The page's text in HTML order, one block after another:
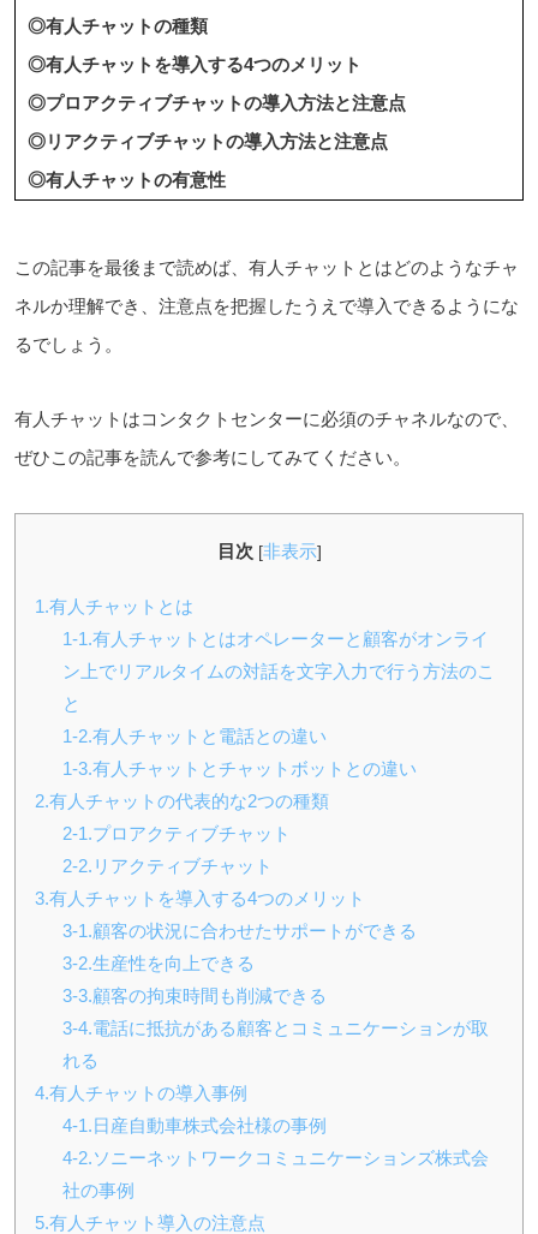
◎有人チャットの種類
◎有人チャットを導入する4つのメリット
◎プロアクティブチャットの導入方法と注意点
◎リアクティブチャットの導入方法と注意点
◎有人チャットの有意性
この記事を最後まで読めば、有人チャットとはどのようなチャ
ネルか理解でき、注意点を把握したうえで導入できるようにな
るでしょう。
有人チャットはコンタクトセンターに必須のチャネルなので、
ぜひこの記事を読んで参考にしてみてください。
目次 [非表示]
1.有人チャットとは
1-1.有人チャットとはオペレーターと顧客がオンライ
ン 上でリアルタイムの対話を文字入力で行う 方法のこ
と
1-2.有人チャットと電話との違い
1-3.有人チャットとチャットボットとの違い
2.有人チャットの代表的な2つの種類
2-1.プロアクティブチャット
2-2.リアクティブチャット
3.有人チャットを導入する4つのメリット
3-1.顧客の状況に合わせたサポートができる
3-2.生産性を向上できる
3-3.顧客の拘束時間も削減できる
3-4.電話に抵抗がある顧客とコミュニケーションが取
れる
4.有人チャットの導入事例
4-1.日産自動車株式会社様の事例
4-2.ソニーネットワークコミュニケーションズ株式会
社の事例
5.有人チャット導入の注意点